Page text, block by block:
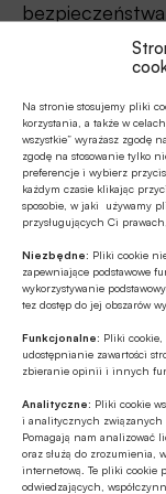
Na stronie stosujemy pliki
korzystania, a także w
wszystkie” wyrażasz zgodę
zgodę na stosowanie tylko
preferencje i wybierz
każdym czasie klikając
sposobie, w jaki używamy
przysługujących Ci
Niezbędne: Pliki cookie
zapewniające podstawowe
wykorzystywanie
tez dostęp do jej obszarów
Funkcjonalne: Pliki
udostępnianie zawartości
zbieranie opinii i innych
Analityczne: Pliki cookie
i analitycznych związanych
Pomagają nam analizować
oraz służą do zrozumienia,
internetową. Te pliki cookie
odwiedzających,
modelu
Automatyzacja
tysiące
dokumentów
data center i
użytkownika na
usług
możliwość
powtarzalnego
i recertyfikacji
na zawartości